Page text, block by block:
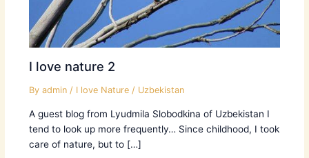
I love nature 2
By admin / I love Nature/ Uzbekistan
A guest blog from Lyudmila Slobodkina of Uzbekistan I
tend to look up more frequently… Since childhood, I took
care of nature, but to […]